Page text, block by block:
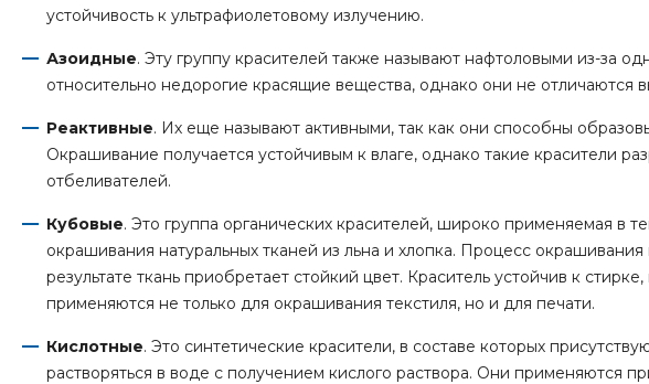
устойчивость к ультрафиолетовому излучению.
Азоидные. Эту группу красителей также называют нафтоловыми из-за
относительно недорогие красящие вещества, однако они не отличаются
Реактивные. Их еще называют активными, так как они способны
Окрашивание получается устойчивым к влаге, однако такие красители
отбеливателей.
Кубовые. Это группа органических красителей, широко применяемая в
окрашивания натуральных тканей из льна и хлопка. Процесс
результате ткань приобретает стойкий цвет. Краситель устойчив к
применяются не только для окрашивания текстиля, но и для печати.
Кислотные. Это синтетические красители, в составе которых
растворяться в воде с получением кислого раствора. Они применяются